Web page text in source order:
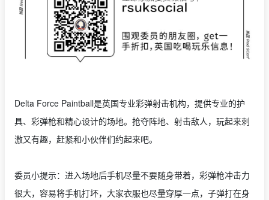
Delta Force Paintball是英国专业彩弹射击机构，提供专业的护
具、彩弹枪和精心设计的场地。抢夺阵地、射击敌人，玩起来刺
激又有趣，赶紧和小伙伴们约起来吧。
委员小提示：进入场地后手机尽量不要随身带着，彩弹枪冲击力
很大，容易将手机打坏，大家衣服也尽量穿厚一点，子弹打在身